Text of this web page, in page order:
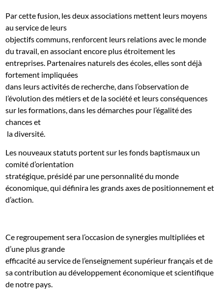
Par cette fusion, les deux associations mettent leurs moyens
au service de leurs
objectifs communs, renforcent leurs relations avec le monde
du travail, en associant encore plus étroitement les
entreprises. Partenaires naturels des écoles, elles sont déjà
fortement impliquées
dans leurs activités de recherche, dans l’observation de
l’évolution des métiers et de la société et leurs conséquences
sur les formations, dans les démarches pour l’égalité des
chances et
la diversité.
Les nouveaux statuts portent sur les fonds baptismaux un
comité d’orientation
stratégique, présidé par une personnalité du monde
économique, qui définira les grands axes de positionnement et
d’action.
Ce regroupement sera l’occasion de synergies multipliées et
d’une plus grande
efficacité au service de l’enseignement supérieur français et de
sa contribution au développement économique et scientifique
de notre pays.